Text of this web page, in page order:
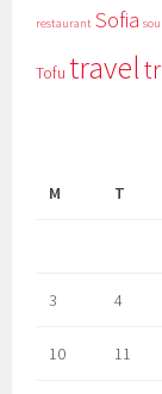
restaurant Sofia
Tofu travel
M
T
3 4
10 11